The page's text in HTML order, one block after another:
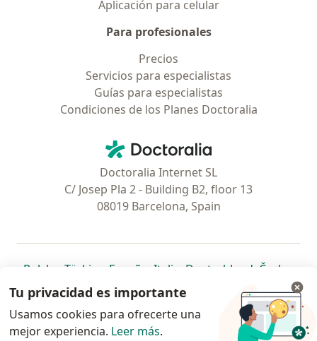
Aplicación para celular
Para profesionales
Precios
Servicios para especialistas
Guías para especialistas
Condiciones de los Planes Doctoralia
Doctoralia - Página de inicio
Doctoralia Internet SL
C/ Josep Pla 2 - Building B2, floor 13
08019 Barcelona, Spain
Polska se abre en una nueva pestaña
Türkiye se abre en una nueva pestaña
España se abre en una nueva pestaña
Italia se abre en una nueva
Deutschlandse abre en
Česko
Portugal
se abre en una nueva pestaña
México se abre en una nueva pestaña
Chile se abre en una nueva pestaña
Brasil se abre en una nueva
se abre en
se
se abre en una nueva
www.doctoralia.pe © 2026 - Encuentra tu
Tu privacidad es importante
Usamos cookies para ofrecerte una
mejor experiencia. Leer más.